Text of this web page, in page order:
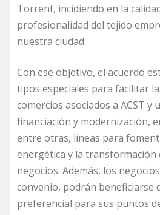
Torrent, incidiendo en la
profesionalidad del tejido
nuestra ciudad.
Con ese objetivo, el acuerdo
tipos especiales para facilitar
comercios asociados a ACST y
financiación y modernización,
entre otras, líneas para
energética y la transformación
negocios. Además, los
convenio, podrán beneficiarse
preferencial para sus puntos